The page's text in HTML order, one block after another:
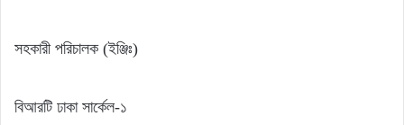
সহকারী পরিচালক (ইঞ্জিঃ)
বিআরটি ঢাকা সার্কেল-১